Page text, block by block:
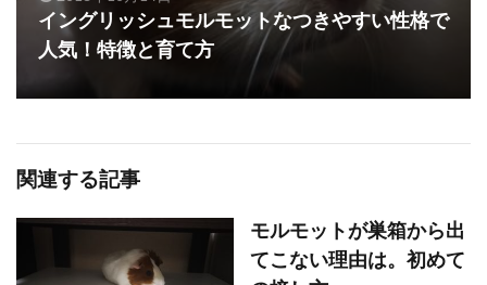
イングリッシュモルモットなつきやすい性格で
人気！特徴と育て方
関連する記事
モルモットが巣箱から出
てこない理由は。初めて